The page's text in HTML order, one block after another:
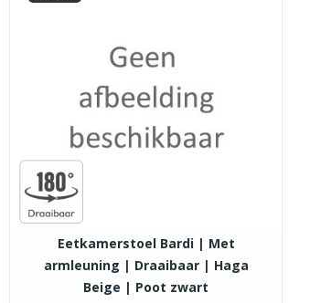
Eetkamerstoel Bardi | Met
armleuning | Draaibaar | Haga
Beige | Poot zwart